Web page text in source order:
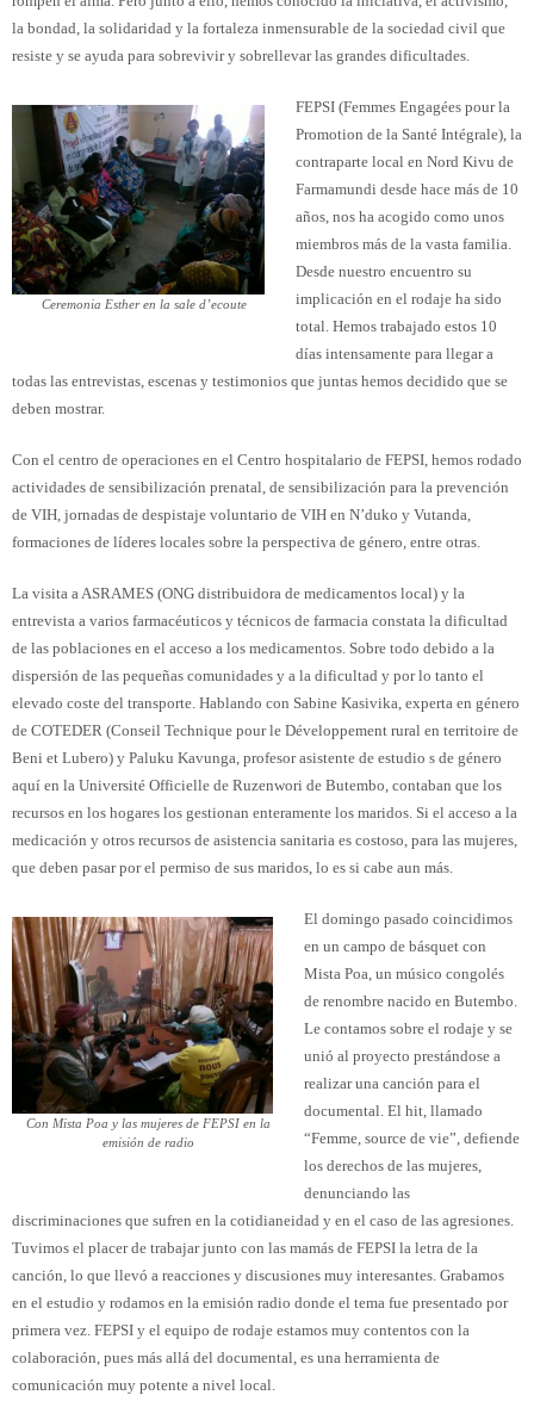
la bondad, la solidaridad y la fortaleza inmensurable de la sociedad civil que
resiste y se ayuda para sobrevivir y sobrellevar las grandes dificultades.
Ceremonia Esther en la sale d’ecoute
FEPSI (Femmes Engagées pour la
Promotion de la Santé Intégrale), la
contraparte local en Nord Kivu de
Farmamundi desde hace más de 10
años, nos ha acogido como unos
miembros más de la vasta familia.
Desde nuestro encuentro su
implicación en el rodaje ha sido
total. Hemos trabajado estos 10
días intensamente para llegar a
todas las entrevistas, escenas y testimonios que juntas hemos decidido que se
deben mostrar.
Con el centro de operaciones en el Centro hospitalario de FEPSI, hemos rodado
actividades de sensibilización prenatal, de sensibilización para la prevención
de VIH, jornadas de despistaje voluntario de VIH en N’duko y Vutanda,
formaciones de líderes locales sobre la perspectiva de género, entre otras.
La visita a ASRAMES (ONG distribuidora de medicamentos local) y la
entrevista a varios farmacéuticos y técnicos de farmacia constata la dificultad
de las poblaciones en el acceso a los medicamentos. Sobre todo debido a la
dispersión de las pequeñas comunidades y a la dificultad y por lo tanto el
elevado coste del transporte. Hablando con Sabine Kasivika, experta en género
de COTEDER (Conseil Technique pour le Développement rural en territoire de
Beni et Lubero) y Paluku Kavunga, profesor asistente de estudio s de género
aquí en la Université Officielle de Ruzenwori de Butembo, contaban que los
recursos en los hogares los gestionan enteramente los maridos. Si el acceso a la
medicación y otros recursos de asistencia sanitaria es costoso, para las mujeres,
que deben pasar por el permiso de sus maridos, lo es si cabe aun más.
Con Mista Poa y las mujeres de FEPSI en la
emisión de radio
El domingo pasado coincidimos
en un campo de básquet con
Mista Poa, un músico congolés
de renombre nacido en Butembo.
Le contamos sobre el rodaje y se
unió al proyecto prestándose a
realizar una canción para el
documental. El hit, llamado
“Femme, source de vie”, defiende
los derechos de las mujeres,
denunciando las
discriminaciones que sufren en la cotidianeidad y en el caso de las agresiones.
Tuvimos el placer de trabajar junto con las mamás de FEPSI la letra de la
canción, lo que llevó a reacciones y discusiones muy interesantes. Grabamos
en el estudio y rodamos en la emisión radio donde el tema fue presentado por
primera vez. FEPSI y el equipo de rodaje estamos muy contentos con la
colaboración, pues más allá del documental, es una herramienta de
comunicación muy potente a nivel local.